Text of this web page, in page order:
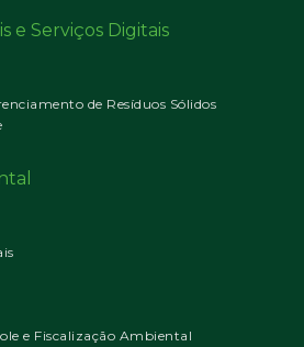
e Serviços Digitais
de Resíduos Sólidos
e Fiscalização Ambiental